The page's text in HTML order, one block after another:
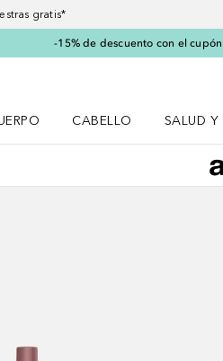
gratis*
-15% de descuento con el
CABELLO
SALUD Y